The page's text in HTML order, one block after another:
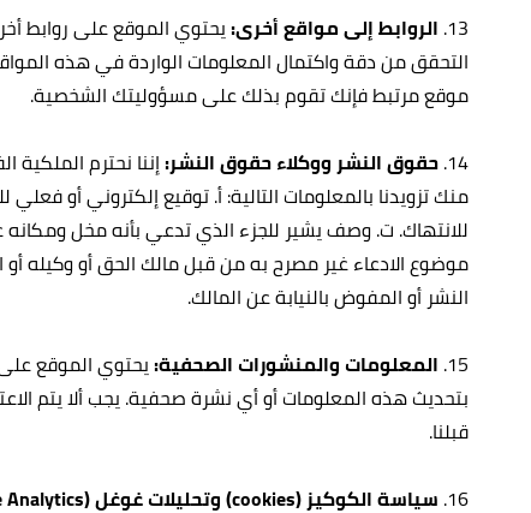
13. الروابط إلى مواقع أخرى:يحتوي الموقع على روابط
التحقق من دقة واكتمال المعلومات الواردة في هذه
موقع مرتبط فإنك تقوم بذلك على مسؤوليتك الشخصية.
14. حقوق النشر ووكلاء حقوق النشر:إننا نحترم
منك تزويدنا بالمعلومات التالية: أ‌. توقيع إلكتروني أو
للانتهاك. ت‌. وصف يشير للجزء الذي تدعي بأنه مخل ومكانه
موضوع الادعاء غير مصرح به من قبل مالك الحق أو وكيله أو
النشر أو المفوض بالنيابة عن المالك.
15. المعلومات والمنشورات الصحفية:يحتوي الموقع
بتحديث هذه المعلومات أو أي نشرة صحفية. يجب ألا يتم
قبلنا.
16. سياسة الكوكيز (cookies) وتحليلات غوغل (Google Analytics):